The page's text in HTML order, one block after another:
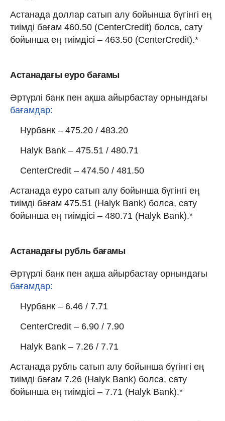
Астанада доллар сатып алу бойынша бүгінгі ең
тиімді бағам 460.50 (CenterCredit) болса, сату
бойынша ең тиімдісі – 463.50 (CenterCredit).*
Астанадағы еуро бағамы
Әртүрлі банк пен ақша айырбастау орнындағы
бағамдар:
Нурбанк – 475.20 / 483.20
Halyk Bank – 475.51 / 480.71
CenterCredit – 474.50 / 481.50
Астанада еуро сатып алу бойынша бүгінгі ең
тиімді бағам 475.51 (Halyk Bank) болса, сату
бойынша ең тиімдісі – 480.71 (Halyk Bank).*
Астанадағы рубль бағамы
Әртүрлі банк пен ақша айырбастау орнындағы
бағамдар:
Нурбанк – 6.46 / 7.71
CenterCredit – 6.90 / 7.90
Halyk Bank – 7.26 / 7.71
Астанада рубль сатып алу бойынша бүгінгі ең
тиімді бағам 7.26 (Halyk Bank) болса, сату
бойынша ең тиімдісі – 7.71 (Halyk Bank).*